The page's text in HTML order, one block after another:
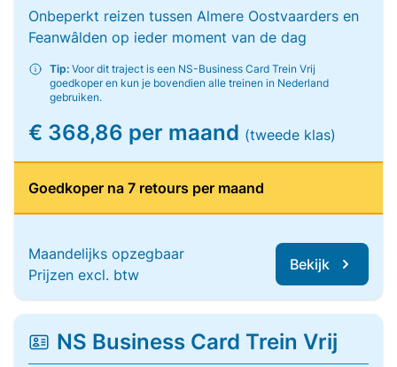
Onbeperkt reizen tussen Almere Oostvaarders en
Feanwâlden op ieder moment van de dag
Tip: Voor dit traject is een NS-Business Card Trein Vrij
goedkoper en kun je bovendien alle treinen in Nederland
gebruiken.
€ 368,86 per maand (tweede klas)
Goedkoper na 7 retours per maand
Maandelijks opzegbaar
Prijzen excl. btw
Bekijk
NS Business Card Trein Vrij